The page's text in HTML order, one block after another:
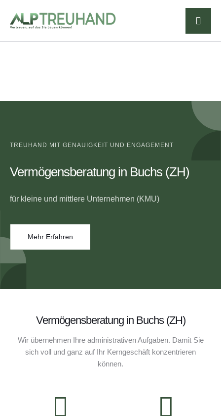
TREUHAND MIT GENAUIGKEIT UND ENGAGEMENT
Vermögensberatung in Buchs (ZH)
für kleine und mittlere Unternehmen (KMU)
Mehr Erfahren
Vermögensberatung in Buchs (ZH)
Wir übernehmen Ihre administrativen Aufgaben. Damit Sie
sich voll und ganz auf Ihr Kerngeschäft konzentrieren
können.